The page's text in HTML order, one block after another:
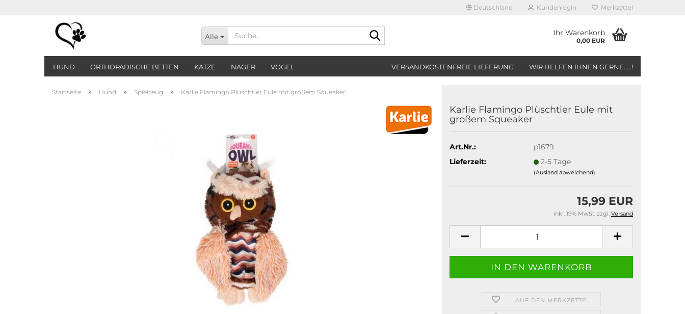
Deutschland Kundenlogin Merkzettel
Alle Ihr Warenkorb
0,00 EUR
HUND ORTHOPÄDISCHE BETTEN KATZE NAGER VOGEL VERSANDKOSTENFREIE LIEFERUNG WIR HELFEN IHNEN GERNE.....!
Startseite » Hund » Spielzeug » Karlie Flamingo Plüschtier Eule mit großem Squeaker
Karlie Flamingo Plüschtier Eule mit
großem Squeaker
Art.Nr.:
p1679
Lieferzeit:
2-5 Tage
(Ausland abweichend)
15,99 EUR
inkl. 19% MwSt. zzgl. Versand
AUF DEN MERKZETTEL